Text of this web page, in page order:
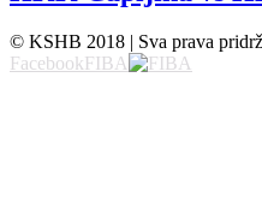
© KSHB 2018 | Sva prava
FacebookFIBA